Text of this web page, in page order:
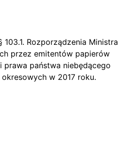
103.1. Rozporządzenia Ministra
przez emitentów papierów
państwa niebędącego
w 2017 roku.